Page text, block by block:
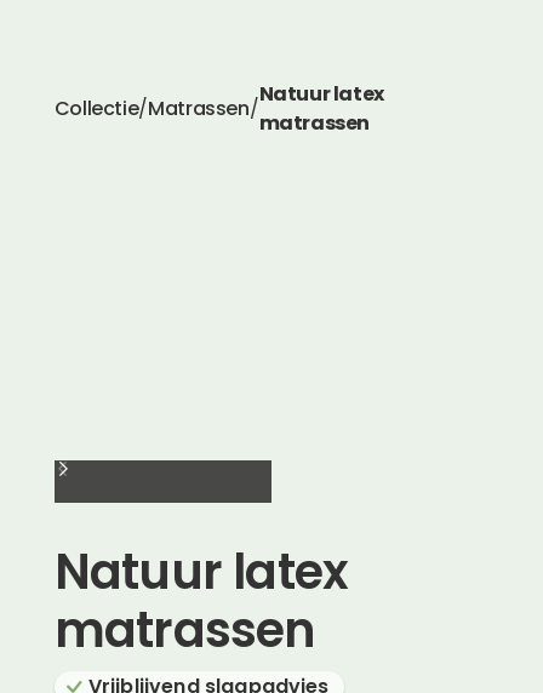
Collectie/Matrassen/
Natuur latex
matrassen
Natuur latex
matrassen
Vrijblijvend slaapadvies